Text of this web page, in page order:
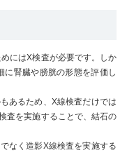
にはX検査が必要です。しか
に腎臓や膀胱の形態を評価し
あるため、X線検査だけでは
査を実施することで、結石の
なく造影X線検査を実施する